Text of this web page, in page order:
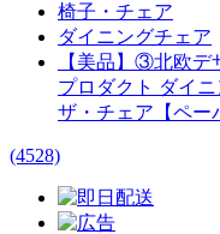
椅子・チェア
ダイニングチェア
【美品】③北欧デ
プロダクト ダイ
ザ・チェア【ペー
(4528)